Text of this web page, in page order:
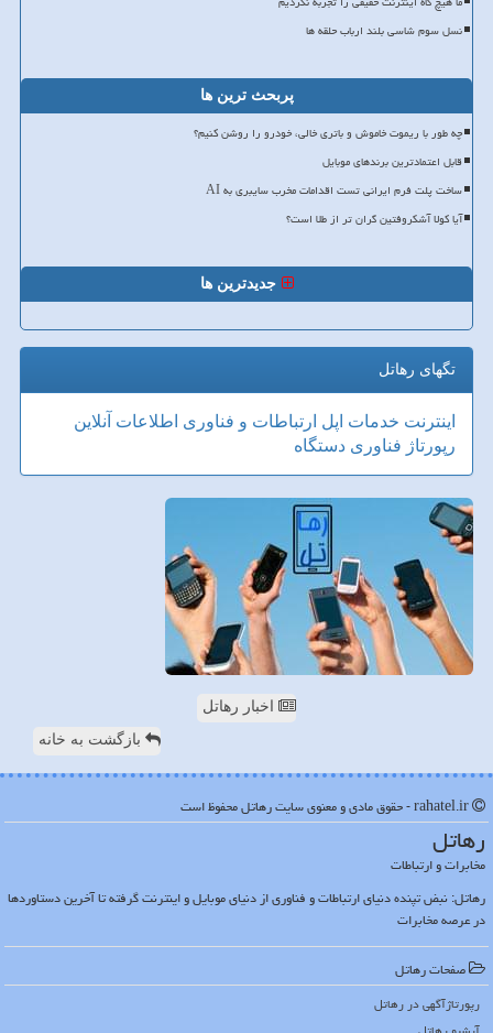
نسل سوم شاسی بلند ارباب حلقه ها
پربحث ترین ها
چه طور با ریموت خاموش و باتری خالی، خودرو را روشن کنیم؟
قابل اعتمادترین برندهای موبایل
ساخت پلت فرم ایرانی تست اقدامات مخرب سایبری به AI
آیا کولا آشکروفتین گران تر از طلا است؟
جدیدترین ها
تگهای رهاتل
اینترنت خدمات اپل ارتباطات و فناوری اطلاعات آنلاین
رپورتاژ فناوری دستگاه
اخبار رهاتل
بازگشت به خانه
رهاتل
مخابرات و ارتباطات
رهاتل: نبض تپنده دنیای ارتباطات و فناوری از دنیای موبایل و اینترنت گرفته تا آخرین دستاوردها
در عرصه مخابرات
صفحات رهاتل
رپورتاژآگهی در رهاتل